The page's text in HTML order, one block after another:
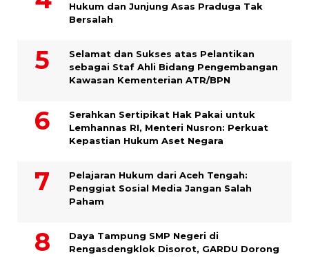
Hukum dan Junjung Asas Praduga Tak
Bersalah
Selamat dan Sukses atas Pelantikan
sebagai Staf Ahli Bidang Pengembangan
Kawasan Kementerian ATR/BPN
Serahkan Sertipikat Hak Pakai untuk
Lemhannas RI, Menteri Nusron: Perkuat
Kepastian Hukum Aset Negara
Pelajaran Hukum dari Aceh Tengah:
Penggiat Sosial Media Jangan Salah
Paham
Daya Tampung SMP Negeri di
Rengasdengklok Disorot, GARDU Dorong